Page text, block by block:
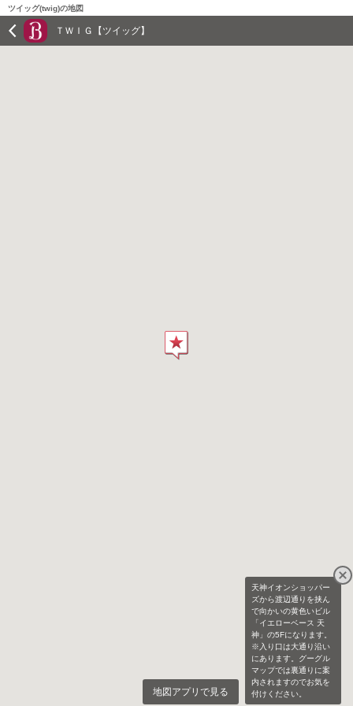
ツイッグ(twig)の地図
ＴＷＩＧ【ツイッグ】
天神イオンショッパー
ズから渡辺通りを挟ん
で向かいの黄色いビル
「イエローベース 天
神」の5Fになります。
※入り口は大通り沿い
にあります。グーグル
マップでは裏通りに案
内されますのでお気を
付けください。
地図アプリで見る